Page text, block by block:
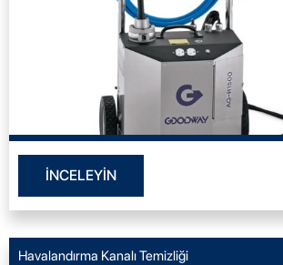
İNCELEYİN
Havalandırma Kanalı Temizliği